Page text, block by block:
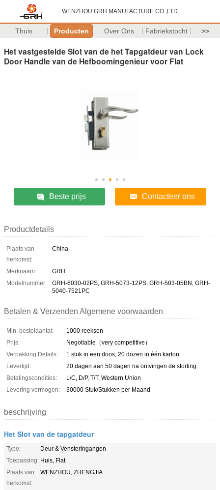
WENZHOU GRH MANUFACTURE CO.,LTD
Thuis Producten Over Ons Fabriekstocht >>
Het vastgestelde Slot van de het Tapgatdeur van Lock
Door Handle van de Hefboomingenieur voor Flat
Beste prijs Contacteer ons
Productdetails
Plaats van
herkomst:
China
Merknaam:
GRH
Modelnummer:
GRH-6030-02PS, GRH-5073-12PS, GRH-503-05BN, GRH-
5040-7521PC
Betalen & Verzenden Algemene voorwaarden
Min. bestelaantal:
1000 reeksen
Prijs:
Negotiable（very competitive）
Verpakking Details:
1 stuk in een doos, 20 dozen in één karton.
Levertijd:
20 dagen aan 50 dagen na ontvingen de storting.
Betalingscondities:
L/C, D/P, T/T, Western Union
Levering vermogen:
30000 Stuk/Stukken per Maand
beschrijving
Het Slot van de tapgatdeur
Type:
Deur & Vensteringangen
Toepassing: Huis, Flat
Plaats van
herkomst:
WENZHOU, ZHENGJIA